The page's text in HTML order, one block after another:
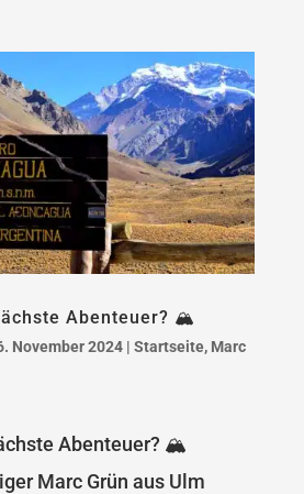
Abenteuer? 🏔️
November 2024| Startseite, Marc
Abenteuer? 🏔️
Marc Grün aus Ulm